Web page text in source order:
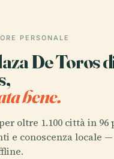
PERSONALE
De Toros
bene.
oltre 1.100 città in 96
e conoscenza locale —